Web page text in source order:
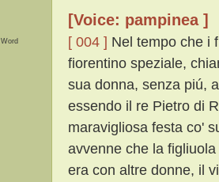
Word
[Voice: pampinea ]
[ 004 ] Nel tempo che i
fiorentino speziale,
sua donna, senza piú,
essendo il re Pietro di
maravigliosa festa co'
avvenne che la
era con altre donne, il